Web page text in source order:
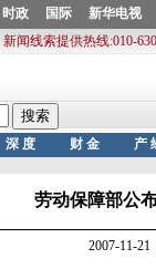
劳动保障部公
2007-11-